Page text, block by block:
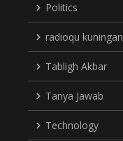
Politics
radioqu kuningan
Tabligh Akbar
Tanya Jawab
Technology